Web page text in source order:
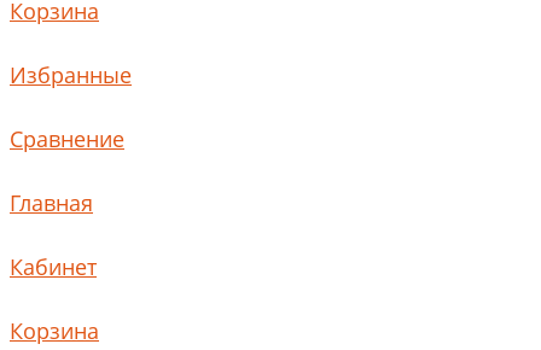
Корзина
Избранные
Сравнение
Главная
Кабинет
Корзина